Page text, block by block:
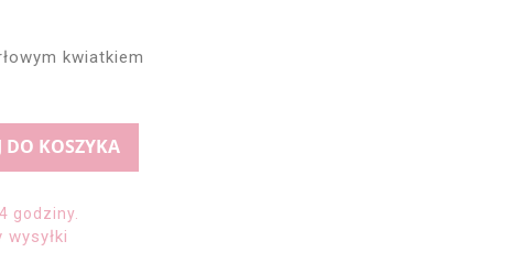
kwiatkiem
DO KOSZYKA
godziny.